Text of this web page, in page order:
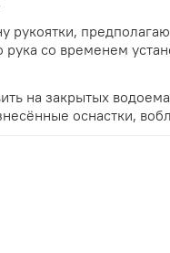
рукоятки,
со временем
на закрытых
оснастки,